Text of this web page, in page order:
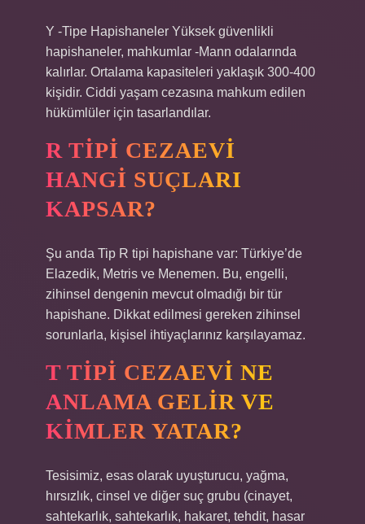
Y -Tipe Hapishaneler Yüksek güvenlikli
hapishaneler, mahkumlar -Mann odalarında
kalırlar. Ortalama kapasiteleri yaklaşık 300-400
kişidir. Ciddi yaşam cezasına mahkum edilen
hükümlüler için tasarlandılar.
R TIPI CEZAEVI
HANGI SUÇLARI
KAPSAR?
Şu anda Tip R tipi hapishane var: Türkiye’de
Elazedik, Metris ve Menemen. Bu, engelli,
zihinsel dengenin mevcut olmadığı bir tür
hapishane. Dikkat edilmesi gereken zihinsel
sorunlarla, kişisel ihtiyaçlarınız karşılayamaz.
T TIPI CEZAEVI NE
ANLAMA GELIR VE
KIMLER YATAR?
Tesisimiz, esas olarak uyuşturucu, yağma,
hırsızlık, cinsel ve diğer suç grubu (cinayet,
sahtekarlık, sahtekarlık, hakaret, tehdit, hasar